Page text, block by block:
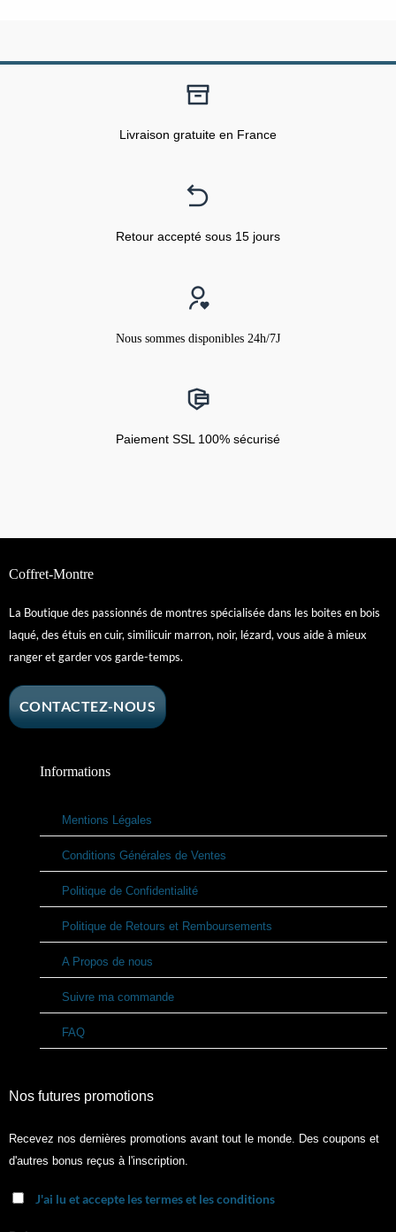
Livraison gratuite en France
Retour accepté sous 15 jours
Nous sommes disponibles 24h/7J
Paiement SSL 100% sécurisé
Coffret-Montre
La Boutique des passionnés de montres spécialisée dans les boites en bois
laqué, des étuis en cuir, similicuir marron, noir, lézard, vous aide à mieux
ranger et garder vos garde-temps.
CONTACTEZ-NOUS
Informations
Mentions Légales
Conditions Générales de Ventes
Politique de Confidentialité
Politique de Retours et Remboursements
A Propos de nous
Suivre ma commande
FAQ
Nos futures promotions
Recevez nos dernières promotions avant tout le monde. Des coupons et
d'autres bonus reçus à l'inscription.
J'ai lu et accepte les termes et les conditions